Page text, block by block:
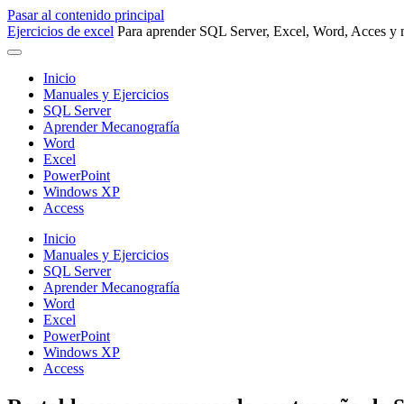
Pasar al contenido principal
Ejercicios de excel Para aprender SQL Server, Excel, Word, Acces y
Inicio
Manuales y Ejercicios
SQL Server
Aprender Mecanografía
Word
Excel
PowerPoint
Windows XP
Access
Inicio
Manuales y Ejercicios
SQL Server
Aprender Mecanografía
Word
Excel
PowerPoint
Windows XP
Access